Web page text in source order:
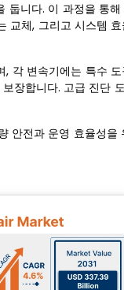
니다. 이 과정을 통
교체, 그리고 시스템
각 변속기에는 특수
장합니다. 고급 진단
안전과 운영 효율성을